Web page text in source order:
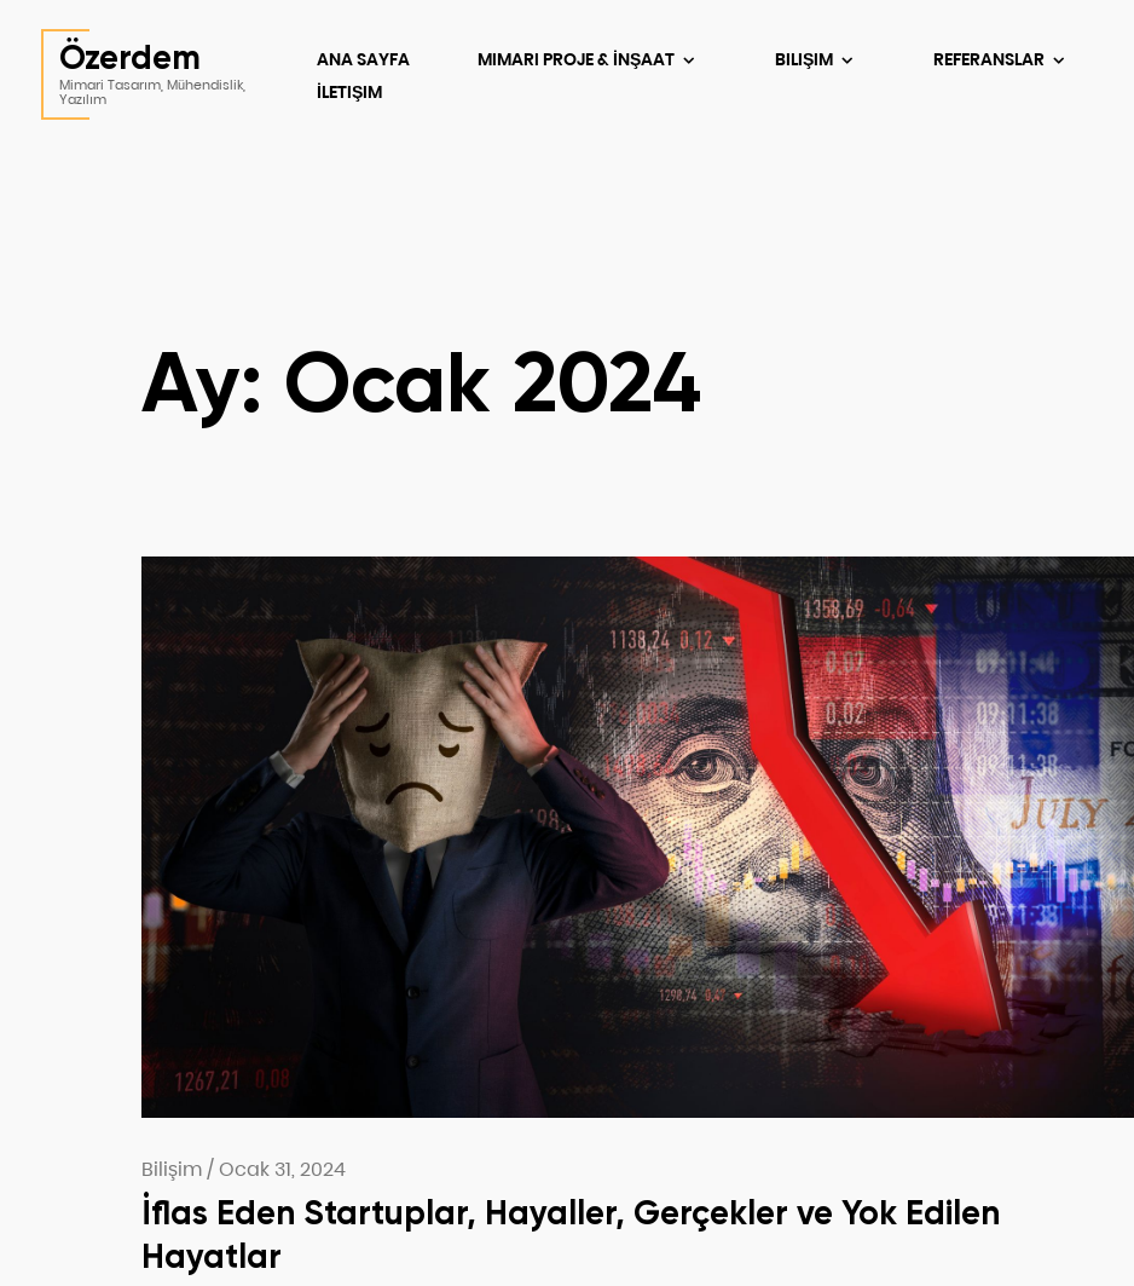
Özerdem
Mimari Tasarım, Mühendislik,
Yazılım
ANA SAYFA MIMARI PROJE & İNŞAAT BILIŞIM REFERANSLAR
İLETIŞIM
Ay: Ocak 2024
Bilişim/Ocak 31, 2024
İflas Eden Startuplar, Hayaller, Gerçekler ve Yok Edilen
Hayatlar